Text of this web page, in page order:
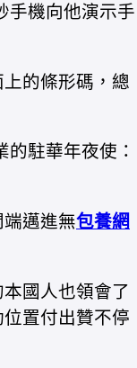
手機向他演示手
的條形碼，總
的駐華年夜使：
邁進無包養網
國人也領會了
置付出贊不停